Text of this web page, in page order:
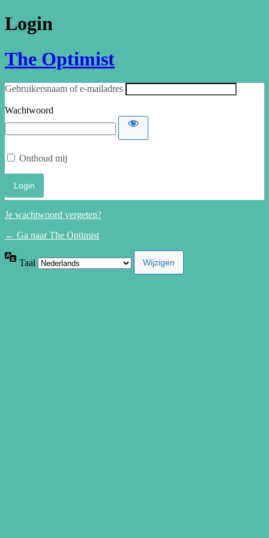
Login
The Optimist
Gebruikersnaam of e-mailadres
Wachtwoord
Onthoud mij
Je wachtwoord vergeten?
← Ga naar The Optimist
Taal